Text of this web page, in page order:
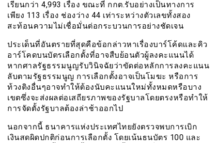
เรียนกว่า 4,993 เรื่อง ขณะที่ กกต.รับอย่างเป็นทางการ
เพียง 113 เรื่อง ช่องว่าง 44 เท่าระหว่างตัวเลขทั้งสอง
สะท้อนความไม่เชื่อมั่นต่อกระบวนการอย่างชัดเจน
ประเด็นที่อันตรายที่สุดคือข้อกล่าวหาเรื่องบาร์โค้ดและคิว
อาร์โคดบนบัตรเลือกตั้งที่อาจสืบย้อนตัวผู้ลงคะแนนได้
หากศาลรัฐธรรมนูญรับวินิจฉัยว่าขัดต่อหลักการลงคะแนน
ลับตามรัฐธรรมนูญ การเลือกตั้งอาจเป็นโมฆะ หรือการ
ท้วงติงอื่นๆอาจทำให้ต้องนับคะแนนใหม่ทั้งหมดหรือบาง
เขตซึ่งจะส่งผลต่อเสถียรภาพของรัฐบาลโดยตรงหรือทำให้
การจัดตั้งรัฐบาลต้องล่าช้าออกไป
นอกจากนี้ ธนาคารแห่งประเทศไทยยังตรวจพบการเบิก
เงินสดผิดปกติก่อนการเลือกตั้ง โดยเน้นธนบัตร 100 และ